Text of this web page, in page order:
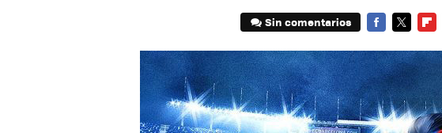
Sin comentarios